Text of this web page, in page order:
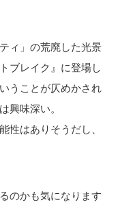
ィ」の荒廃した光景
ブレイク』に登場し
うことが仄めかされ
興味深い。
性はありそうだし、
のかも気になります